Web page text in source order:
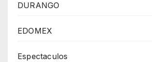
DURANGO
EDOMEX
Espectaculos